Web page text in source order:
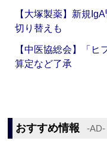
【大塚製薬】新規
切り替えも
【中医協総会】「ヒ
算定など了承
おすすめ情報 ‐AD‐